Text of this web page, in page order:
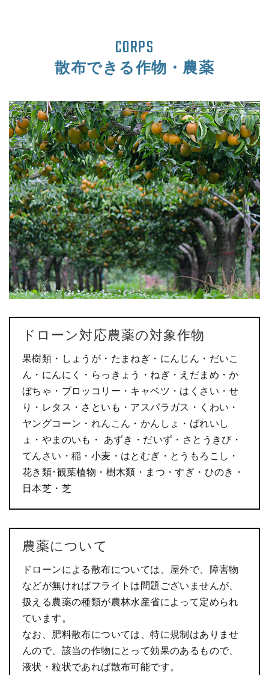
CORPS
散布できる作物・農薬
ドローン対応農薬の対象作物
果樹類・しょうが・たまねぎ・にんじん・だいこ
ん・にんにく・らっきょう・ねぎ・えだまめ・か
ぼちゃ・ブロッコリー・キャベツ・はくさい・せ
り・レタス・さといも・アスパラガス・くわい・
ヤングコーン・れんこん・かんしょ・ばれいし
ょ・やまのいも・ あずき・だいず・さとうきび・
てんさい・稲・小麦・はとむぎ・とうもろこし・
花き類･観葉植物・樹木類・まつ・すぎ・ひのき・
日本芝・芝
農薬について
ドローンによる散布については、屋外で、障害物
などが無ければフライトは問題ございませんが、
扱える農薬の種類が農林水産省によって定められ
ています。
なお、肥料散布については、特に規制はありませ
んので、該当の作物にとって効果のあるもので、
液状・粒状であれば散布可能です。